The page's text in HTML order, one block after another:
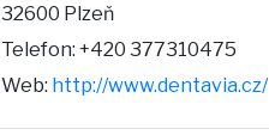
32600 Plzeň
Telefon: +420 377310475
Web: http://www.dentavia.cz/